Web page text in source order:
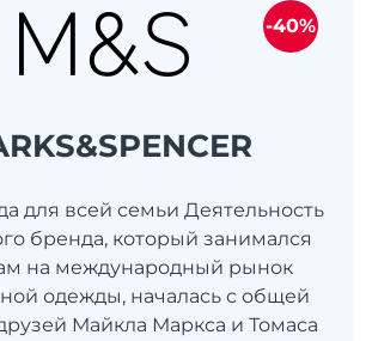
для всей семьи Деятельность
бренда, который занимался
на международный рынок
одежды, началась с общей
Майкла Маркса и Томаса
-40%